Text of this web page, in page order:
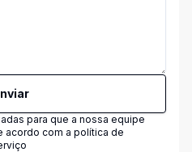
para que a nossa equipe
acordo com a política de